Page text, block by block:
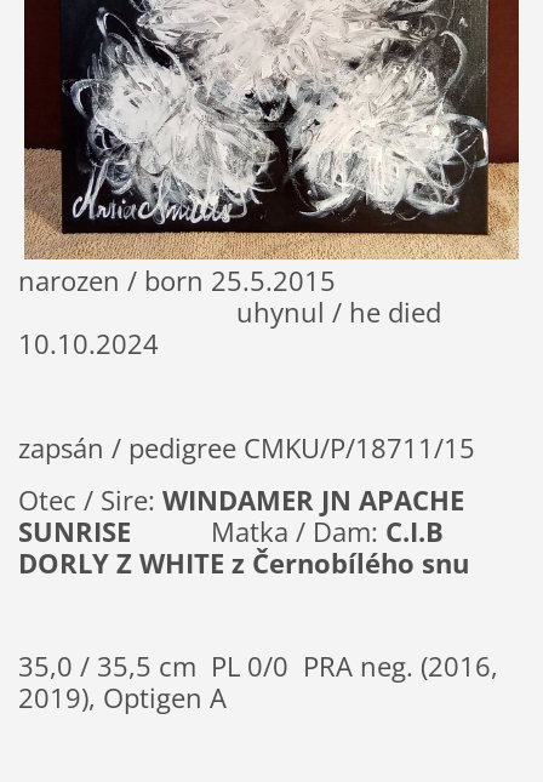
narozen / born 25.5.2015
uhynul / he died
10.10.2024
zapsán / pedigree CMKU/P/18711/15
Otec / Sire: WINDAMER JN APACHE
SUNRISE Matka / Dam: C.I.B
DORLY Z WHITE z Černobílého snu
35,0 / 35,5 cm PL 0/0 PRA neg. (2016,
2019), Optigen A